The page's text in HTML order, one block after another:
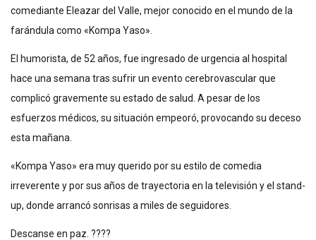
comediante Eleazar del Valle, mejor conocido en el mundo de la
farándula como «Kompa Yaso».
El humorista, de 52 años, fue ingresado de urgencia al hospital
hace una semana tras sufrir un evento cerebrovascular que
complicó gravemente su estado de salud. A pesar de los
esfuerzos médicos, su situación empeoró, provocando su deceso
esta mañana.
«Kompa Yaso» era muy querido por su estilo de comedia
irreverente y por sus años de trayectoria en la televisión y el stand-
up, donde arrancó sonrisas a miles de seguidores.
Descanse en paz. ????